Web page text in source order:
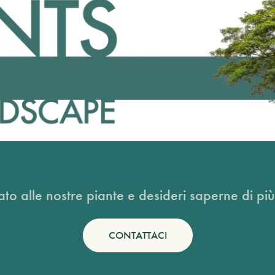
alle nostre piante e desideri saperne di
CONTATTACI